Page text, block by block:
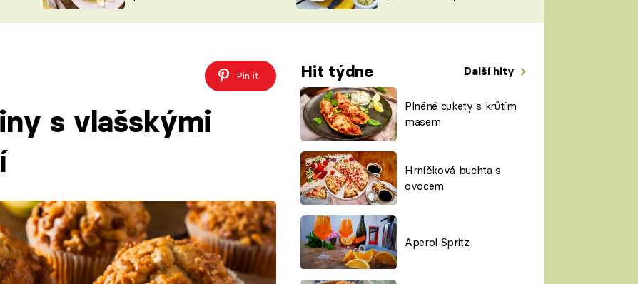
VYCHYTÁVKY
ŠÉFREDAKTORKY
ČASOPIS
Pin it Hit týdne Další hity
Plněné cukety s krůtím
masem
Hrníčková buchta s
ovocem
Aperol Spritz
s vlašskými